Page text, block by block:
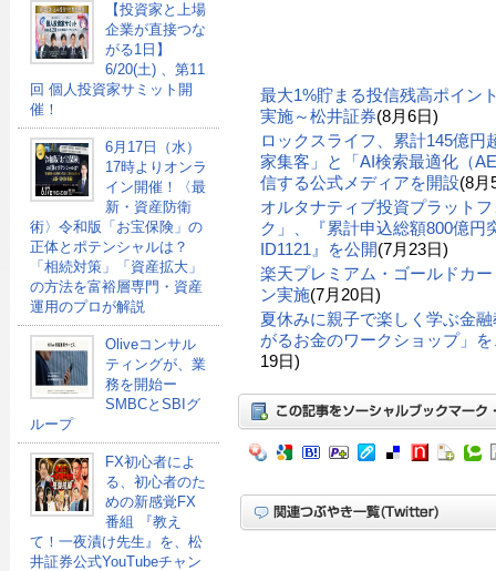
【投資家と上場
企業が直接つな
がる1日】
6/20(土) 、第11
回 個人投資家サミット開
催！
6月17日（水）
17時よりオンラ
イン開催！〈最
新・資産防衛
術〉令和版「お宝保険」の
正体とポテンシャルは？
「相続対策」「資産拡大」
の方法を富裕層専門・資産
運用のプロが解説
Oliveコンサル
ティングが、業
務を開始ー
SMBCとSBIグ
ループ
FX初心者によ
る、初心者のた
めの新感覚FX
番組 『教え
て！一夜漬け先生』を、松
井証券公式YouTubeチャン
最大1%貯まる投信残高ポイン
実施～松井証券(8月6日)
ロックスライフ、累計145億円
家集客」と「AI検索最適化（
信する公式メディアを開設(8月
オルタナティブ投資プラット
ク」、『累計申込総額800億円
ID1121』を公開(7月23日)
楽天プレミアム・ゴールドカ
ン実施(7月20日)
夏休みに親子で楽しく学ぶ金
がるお金のワークショップ」
19日)